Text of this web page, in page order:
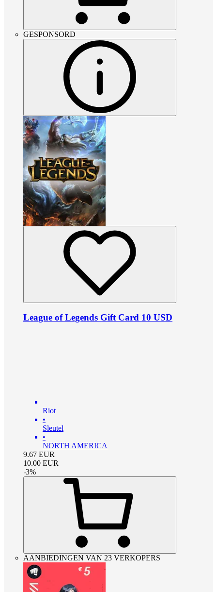
GESPONSORD
League of Legends Gift Card 10 USD
Riot
•
Sleutel
•
NORTH AMERICA
9.67 EUR
10.00 EUR
-3%
AANBIEDINGEN VAN 23 VERKOPERS